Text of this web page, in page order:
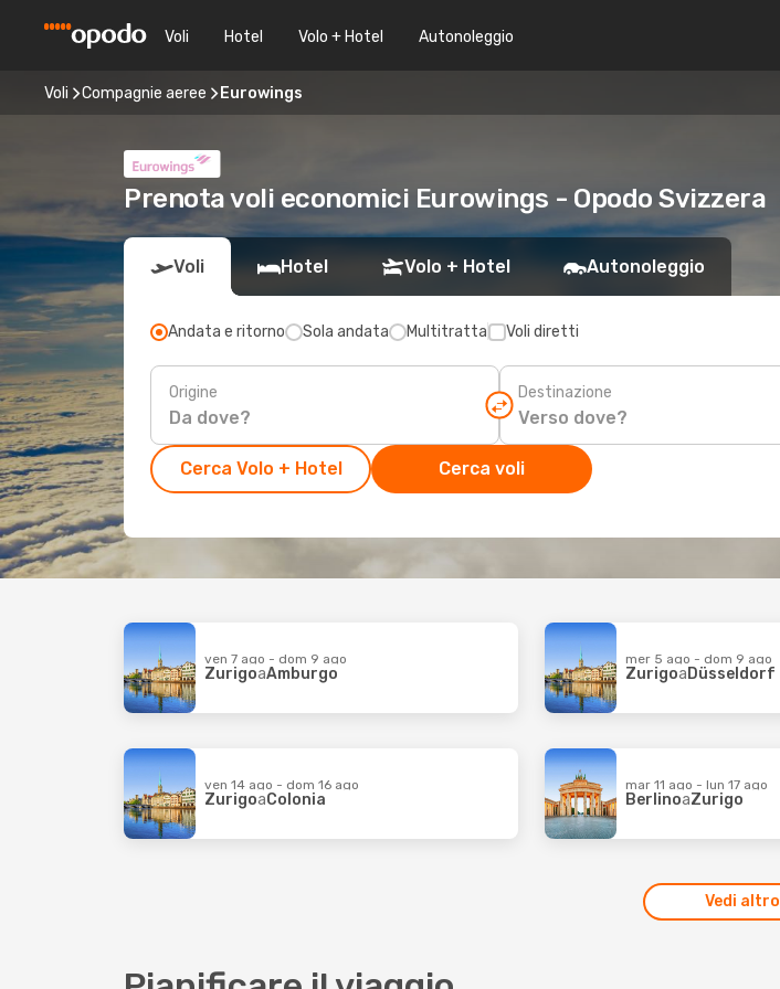
Voli Hotel Volo + Hotel Autonoleggio
Voli Compagnie aeree Eurowings
Prenota voli economici Eurowings - Opodo Svizzera
Voli Hotel Volo + Hotel Autonoleggio
Andata e ritorno Sola andata Multitratta Voli diretti
Origine Destinazione
Cerca Volo + Hotel Cerca voli
ven 7 ago - dom 9 ago
ZurigoaAmburgo
mer 5 ago - dom 9 ago
Zurigoa Düsseldorf
ven 14 ago - dom 16 ago
ZurigoaColonia
mar 11 ago - lun 17 ago
BerlinoaZurigo
Vedi altro